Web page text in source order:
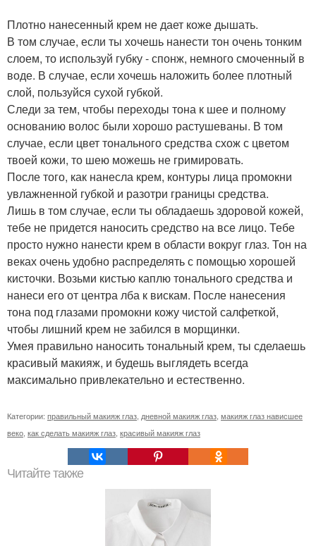
Плотно нанесенный крем не дает коже дышать.
В том случае, если ты хочешь нанести тон очень тонким
слоем, то используй губку - спонж, немного смоченный в
воде. В случае, если хочешь наложить более плотный
слой, пользуйся сухой губкой.
Следи за тем, чтобы переходы тона к шее и полному
основанию волос были хорошо растушеваны. В том
случае, если цвет тонального средства схож с цветом
твоей кожи, то шею можешь не гримировать.
После того, как нанесла крем, контуры лица промокни
увлажненной губкой и разотри границы средства.
Лишь в том случае, если ты обладаешь здоровой кожей,
тебе не придется наносить средство на все лицо. Тебе
просто нужно нанести крем в области вокруг глаз. Тон на
веках очень удобно распределять с помощью хорошей
кисточки. Возьми кистью каплю тонального средства и
нанеси его от центра лба к вискам. После нанесения
тона под глазами промокни кожу чистой салфеткой,
чтобы лишний крем не забился в морщинки.
Умея правильно наносить тональный крем, ты сделаешь
красивый макияж, и будешь выглядеть всегда
максимально привлекательно и естественно.
Категории: правильный макияж глаз, дневной макияж глаз, макияж глаз нависшее
веко, как сделать макияж глаз, красивый макияж глаз
Читайте также